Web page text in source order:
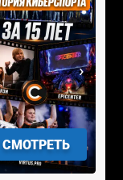
СМОТРЕТЬ
›